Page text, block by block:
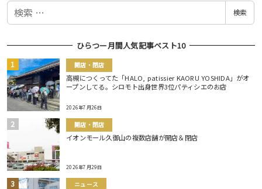
検
検索
ひらつー月間人気記事ベスト10
開店・閉店
高槻につくってた「HALO, patissier KAORU YOSHIDA」がオ
ープンしてる。シロモト出身世界3位パティシエのお店
2026年7月26日
開店・閉店
イオンモール久御山の複数店舗が開店＆閉店
2026年7月29日
ニュース